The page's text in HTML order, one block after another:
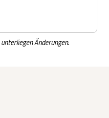
Änderungen.